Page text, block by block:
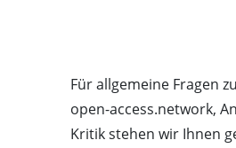
Für allgemeine Fragen
open-access.network,
Kritik stehen wir Ihnen